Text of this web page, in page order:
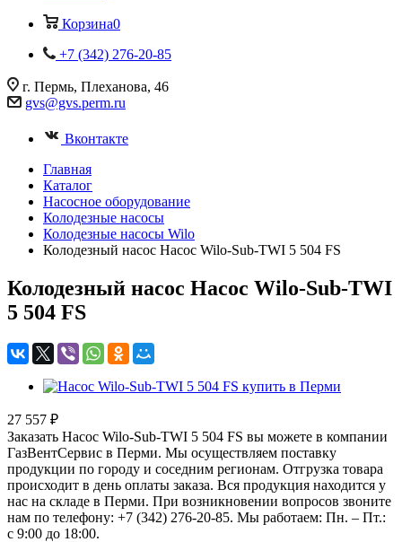
Корзина0
+7 (342) 276-20-85
г. Пермь, Плеханова, 46
gvs@gvs.perm.ru
Вконтакте
Главная
Каталог
Насосное оборудование
Колодезные насосы
Колодезные насосы Wilo
Колодезный насос Насос Wilo-Sub-TWI 5 504 FS
Колодезный насос Насос Wilo-Sub-TWI
5 504 FS
27 557 ₽
Заказать Насос Wilo-Sub-TWI 5 504 FS вы можете в компании
ГазВентСервис в Перми. Мы осуществляем поставку
продукции по городу и соседним регионам. Отгрузка товара
происходит в день оплаты заказа. Вся продукция находится у
нас на складе в Перми. При возникновении вопросов звоните
нам по телефону: +7 (342) 276-20-85. Мы работаем: Пн. – Пт.:
с 9:00 до 18:00.